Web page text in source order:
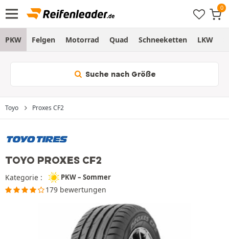
PKW Felgen Motorrad Quad Schneeketten LKW
Suche nach Größe
Toyo Proxes CF2
TOYO PROXES CF2
Kategorie : PKW – Sommer
179 bewertungen